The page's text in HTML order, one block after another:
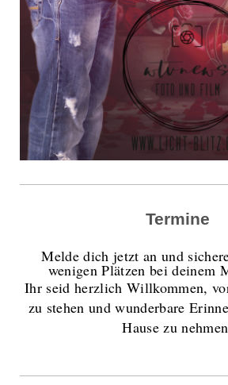
Termine
Melde dich jetzt an und
wenigen Plätzen bei deinem
Ihr seid herzlich Willkommen,
zu stehen und wunderbare
Hause zu